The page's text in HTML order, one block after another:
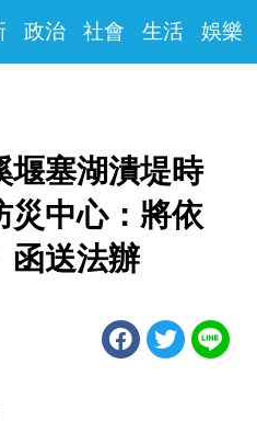
政治 社會 生活 娛樂
堰塞湖潰堤時
中心：將依
函送法辦